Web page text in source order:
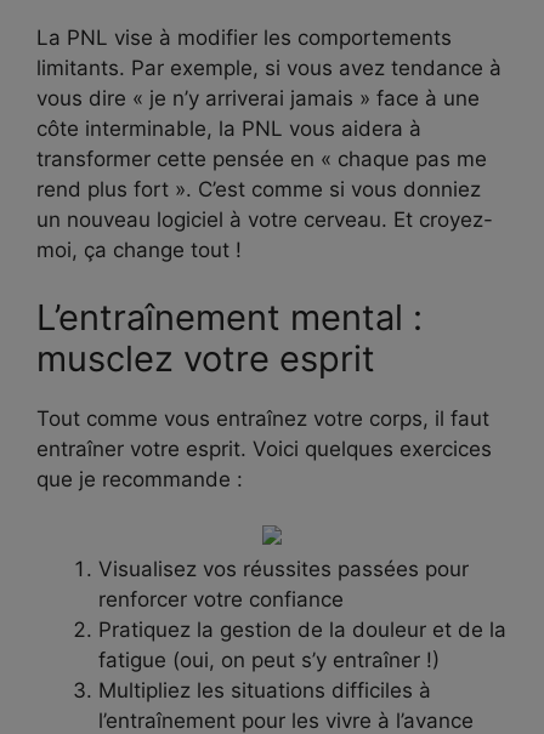
La PNL vise à modifier les comportements
limitants. Par exemple, si vous avez tendance à
vous dire « je n’y arriverai jamais » face à une
côte interminable, la PNL vous aidera à
transformer cette pensée en « chaque pas me
rend plus fort ». C’est comme si vous donniez
un nouveau logiciel à votre cerveau. Et croyez-
moi, ça change tout !
L’entraînement mental :
musclez votre esprit
Tout comme vous entraînez votre corps, il faut
entraîner votre esprit. Voici quelques exercices
que je recommande :
Visualisez vos réussites passées pour
renforcer votre confiance
Pratiquez la gestion de la douleur et de la
fatigue (oui, on peut s’y entraîner !)
Multipliez les situations difficiles à
l’entraînement pour les vivre à l’avance